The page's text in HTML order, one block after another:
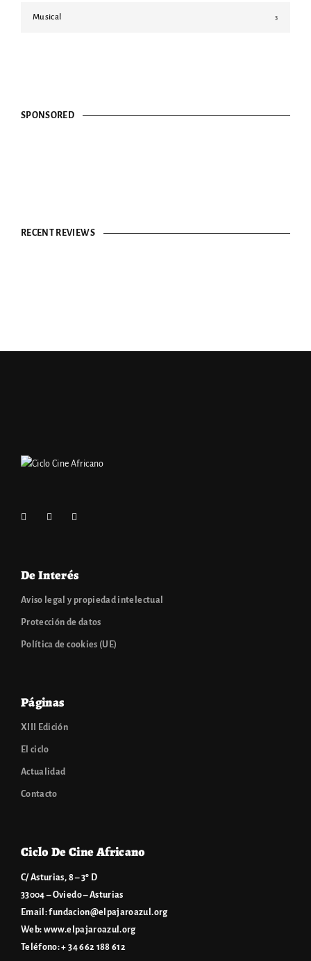
Musical 3
SPONSORED
RECENT REVIEWS
De Interés
Aviso legal y propiedad intelectual
Protección de datos
Política de cookies (UE)
Páginas
XIII Edición
El ciclo
Actualidad
Contacto
Ciclo De Cine Africano
C/ Asturias, 8 – 3º D
33004 – Oviedo – Asturias
Email:fundacion@elpajaroazul.org
Web: www.elpajaroazul.org
Teléfono: + 34 662 188 612